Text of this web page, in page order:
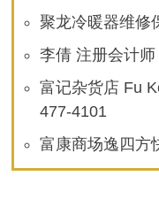
聚龙冷暖器维修
李倩 注册会计
富记杂货店 Fu
477-4101
富康商场逸四方